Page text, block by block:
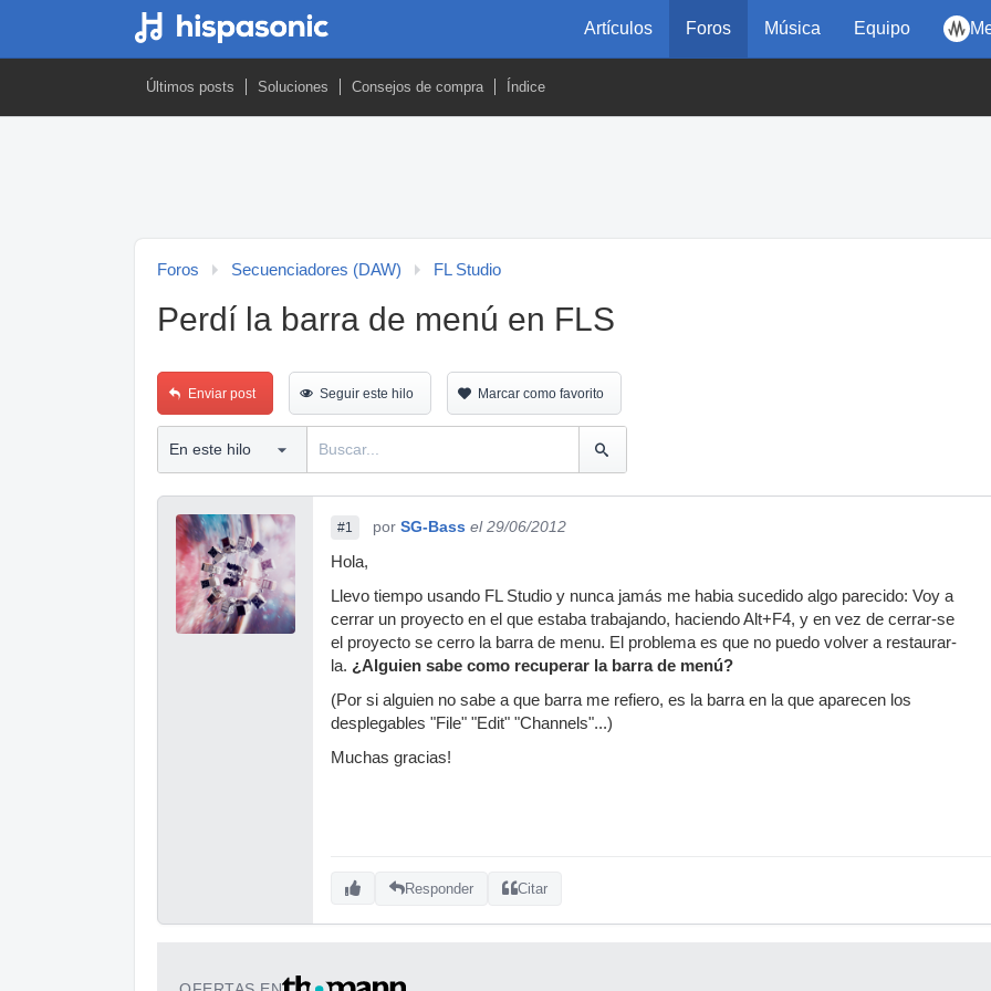
Artículos Foros Música Equipo
Últimos posts Soluciones Consejos de compra Índice
Foros Secuenciadores (DAW) FL Studio
Perdí la barra de menú en FLS
Enviar post Seguir este hilo Marcar como favorito
#1 por SG-Bass el 29/06/2012
Hola,
Llevo tiempo usando FL Studio y nunca jamás me habia sucedido algo parecido: Voy a
cerrar un proyecto en el que estaba trabajando, haciendo Alt+F4, y en vez de cerrar-se
el proyecto se cerro la barra de menu. El problema es que no puedo volver a restaurar-
la. ¿Alguien sabe como recuperar la barra de menú?
(Por si alguien no sabe a que barra me refiero, es la barra en la que aparecen los
desplegables "File" "Edit" "Channels"...)
Muchas gracias!
Responder Citar